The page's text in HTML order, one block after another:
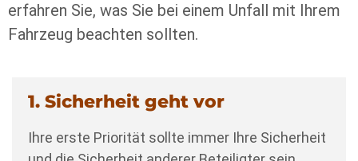
erfahren Sie, was Sie bei einem Unfall mit Ihrem
Fahrzeug beachten sollten.
1. Sicherheit geht vor
Ihre erste Priorität sollte immer Ihre Sicherheit